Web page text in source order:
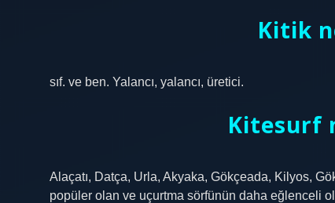
Kitik
sıf. ve ben. Yalancı, yalancı, üretici.
Kitesurf
Alaçatı, Datça, Urla, Akyaka, Gökçeada, Kilyos,
popüler olan ve uçurtma sörfünün daha eğlenceli